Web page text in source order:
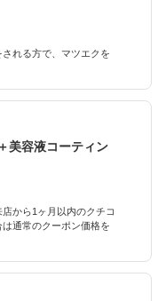
れる方で、マツエクを
美容液コーティン
から1ヶ月以内のクチコ
通常のクーポン価格を